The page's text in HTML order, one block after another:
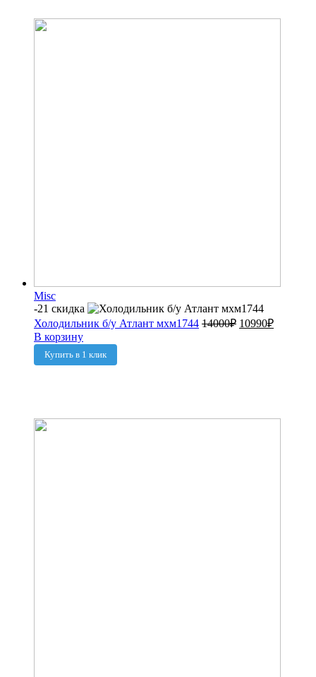
Misc
-21 скидка
Холодильник б/у Атлант мхм1744 14000₽ 10990₽
В корзину
Купить в 1 клик